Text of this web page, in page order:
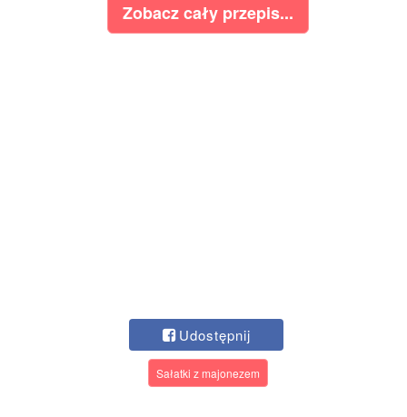
Zobacz cały przepis...
Udostępnij
Sałatki z majonezem